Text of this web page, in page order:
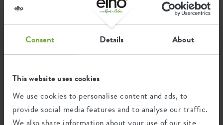
Consent Details About
This website uses cookies
We use cookies to personalise content and ads, to
provide social media features and to analyse our traffic.
betonen die natürlichen Stimmungen.
Wiederverwertung
Dieses Produkt besteht zu 100% aus
Post-Verbraucher-Abfällen und zu 0% aus
Post-industriellen Abfällen.